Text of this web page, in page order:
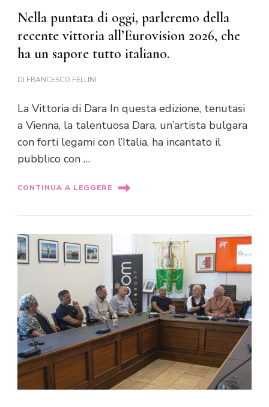
Nella puntata di oggi, parleremo della
recente vittoria all’Eurovision 2026, che
ha un sapore tutto italiano.
DI FRANCESCO FELLINI
La Vittoria di Dara In questa edizione, tenutasi
a Vienna, la talentuosa Dara, un’artista bulgara
con forti legami con l’Italia, ha incantato il
pubblico con …
CONTINUA A LEGGERE